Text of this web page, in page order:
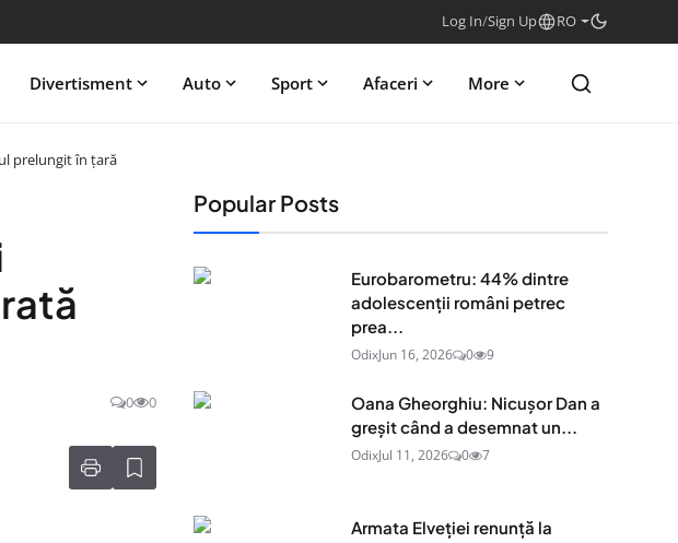
Log In/Sign Up RO
Divertisment Auto Sport Afaceri More
prelungit în țară
0 0
Popular Posts
Eurobarometru: 44% dintre
adolescenţii români petrec
prea...
OdixJun 16, 2026 0 9
Oana Gheorghiu: Nicușor Dan a
greșit când a desemnat un...
OdixJul 11, 2026 0 7
Armata Elveției renunță la